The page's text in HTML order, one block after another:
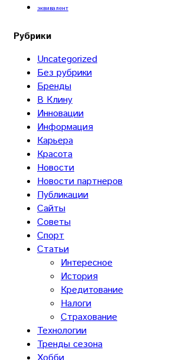
эквивалент
Рубрики
Uncategorized
Без рубрики
Бренды
В Клину
Инновации
Информация
Карьера
Красота
Новости
Новости партнеров
Публикации
Сайты
Советы
Спорт
Статьи
Интересное
История
Кредитование
Налоги
Страхование
Технологии
Тренды сезона